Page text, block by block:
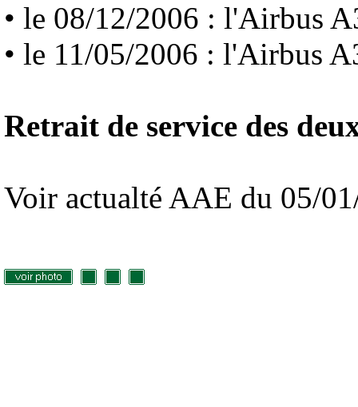
• le 08/12/2006 : l'Airbus
• le 11/05/2006 : l'Airbus
Retrait de service des
Voir actualté AAE du 05/